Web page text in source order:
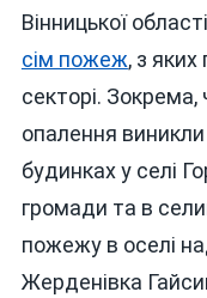
Вінницької
сім пожеж, з
секторі. Зокрема,
опалення
будинках у селі
громади та в
пожежу в оселі
Жерденівка